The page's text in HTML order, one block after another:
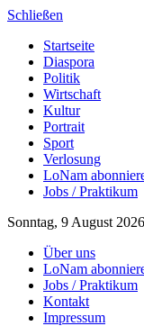
Schließen
Startseite
Diaspora
Politik
Wirtschaft
Kultur
Portrait
Sport
Verlosung
LoNam
Jobs / Praktikum
Sonntag, 9 August 2026
Über uns
LoNam
Jobs / Praktikum
Kontakt
Impressum